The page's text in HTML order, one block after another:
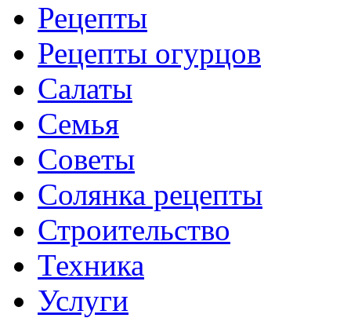
Рецепты
Рецепты огурцов
Салаты
Семья
Советы
Солянка рецепты
Строительство
Техника
Услуги